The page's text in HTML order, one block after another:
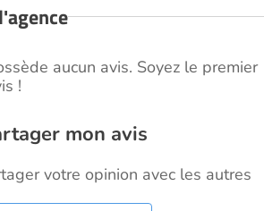
aucun avis. Soyez le premier
!
mon avis
votre opinion avec les autres